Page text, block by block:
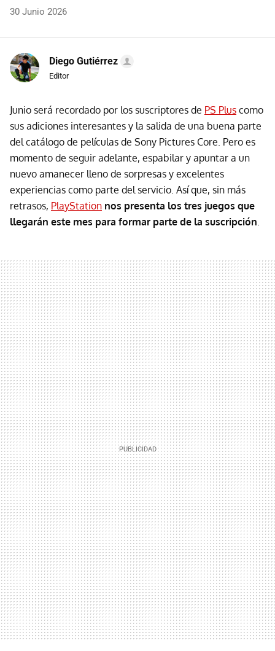
30 Junio 2026
Diego Gutiérrez
Editor
Junio será recordado por los suscriptores de PS Plus como
sus adiciones interesantes y la salida de una buena parte
del catálogo de películas de Sony Pictures Core. Pero es
momento de seguir adelante, espabilar y apuntar a un
nuevo amanecer lleno de sorpresas y excelentes
experiencias como parte del servicio. Así que, sin más
retrasos, PlayStation nos presenta los tres juegos que
llegarán este mes para formar parte de la suscripción.